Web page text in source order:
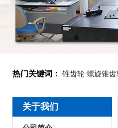
热门关键词： 锥齿轮 螺旋锥齿
关于我们